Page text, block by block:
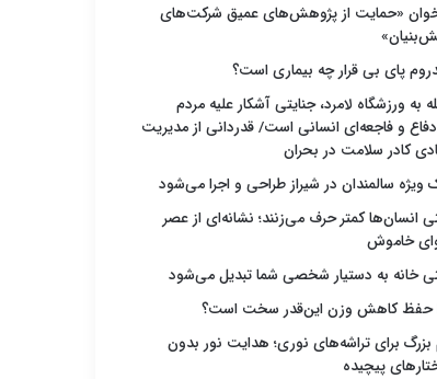
«حمایت از پژوهش‌های عمیق شرکت‌های
پای بی قرار چه بیماری است؟
به ورزشگاه لامرد، جنایتی آشکار علیه مردم
و فاجعه‌ای انسانی است/ قدردانی از مدیریت
کادر سلامت در بحران
ویژه سالمندان در شیراز طراحی و اجرا می‌شود
انسان‌ها کمتر حرف می‌زنند؛ نشانه‌ای از عصر
خاموش
خانه به دستیار شخصی شما تبدیل می‌شود
حفظ کاهش وزن این‌قدر سخت است؟
بزرگ برای تراشه‌های نوری؛ هدایت نور بدون
پیچیده